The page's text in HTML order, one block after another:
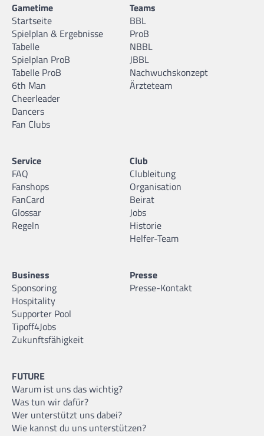
Gametime
Startseite
Spielplan & Ergebnisse
Tabelle
Spielplan ProB
Tabelle ProB
6th Man
Cheerleader
Dancers
Fan Clubs
Teams
BBL
ProB
NBBL
JBBL
Nachwuchskonzept
Ärzteteam
Service
FAQ
Fanshops
FanCard
Glossar
Regeln
Club
Clubleitung
Organisation
Beirat
Jobs
Historie
Helfer-Team
Business
Sponsoring
Hospitality
Supporter Pool
Tipoff4Jobs
Zukunftsfähigkeit
Presse
Presse-Kontakt
FUTURE
Warum ist uns das wichtig?
Was tun wir dafür?
Wer unterstützt uns dabei?
Wie kannst du uns unterstützen?